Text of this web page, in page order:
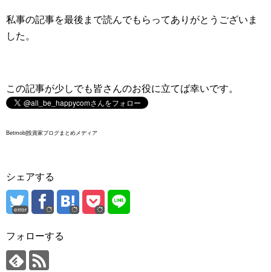
私事の記事を最後まで読んでもらってありがとうございま
した。
この記事が少しでも皆さんのお役に立てば幸いです。
Betmob|投資家ブログまとめメディア
シェアする
error
フォローする